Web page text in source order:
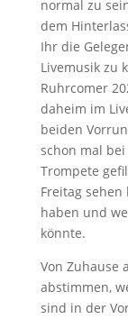
normal zu
dem
Ihr die
Livemusik zu
Ruhrcomer
daheim im
beiden
schon mal
Trompete
Freitag
haben und
könnte.
Von Zuhause
abstimmen,
sind in der